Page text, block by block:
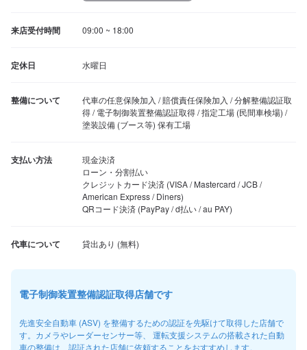
来店受付時間 09:00 ~ 18:00
定休日 水曜日
整備について
代車の任意保険加入 / 賠償責任保険加入 / 分解整備認証取
得 / 電子制御装置整備認証取得 / 指定工場 (民間車検場) /
塗装設備 (ブース等) 保有工場
支払い方法
現金決済
ローン・分割払い
クレジットカード決済 (VISA / Mastercard / JCB /
American Express / Diners)
QRコード決済 (PayPay / d払い / au PAY)
代車について
電子制御装置整備認証取得店舗です
先進安全自動車 (ASV) を整備するための認証を先駆けて取得した店舗で
す。カメラやレーダーセンサー等、 運転支援システムの搭載された自動
車の整備は、認証された店舗に依頼することをおすすめします。